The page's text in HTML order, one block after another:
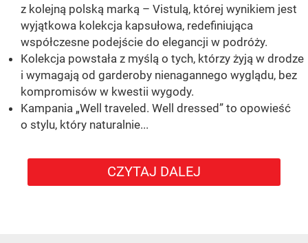
z kolejną polską marką – Vistulą, której wynikiem jest
wyjątkowa kolekcja kapsułowa, redefiniująca
współczesne podejście do elegancji w podróży.
Kolekcja powstała z myślą o tych, którzy żyją w drodze
i wymagają od garderoby nienagannego wyglądu, bez
kompromisów w kwestii wygody.
Kampania „Well traveled. Well dressed” to opowieść
o stylu, który naturalnie...
CZYTAJ DALEJ